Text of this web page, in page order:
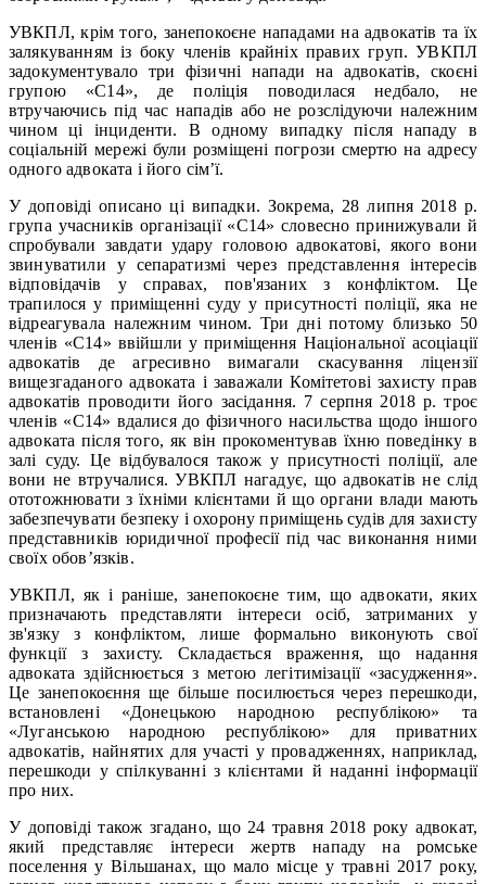
УВКПЛ, крім того, занепокоєне нападами на адвокатів та їх
залякуванням із боку членів крайніх правих груп. УВКПЛ
задокументувало три фізичні напади на адвокатів, скоєні
групою «С14», де поліція поводилася недбало, не
втручаючись під час нападів або не розслідуючи належним
чином ці інциденти. В одному випадку після нападу в
соціальній мережі були розміщені погрози смертю на адресу
одного адвоката і його сім’ї.
У доповіді описано ці випадки. Зокрема, 28 липня 2018 р.
група учасників організації «С14» словесно принижували й
спробували завдати удару головою адвокатові, якого вони
звинуватили у сепаратизмі через представлення інтересів
відповідачів у справах, пов'язаних з конфліктом. Це
трапилося у приміщенні суду у присутності поліції, яка не
відреагувала належним чином. Три дні потому близько 50
членів «С14» ввійшли у приміщення Національної асоціації
адвокатів де агресивно вимагали скасування ліцензії
вищезгаданого адвоката і заважали Комітетові захисту прав
адвокатів проводити його засідання. 7 серпня 2018 р. троє
членів «С14» вдалися до фізичного насильства щодо іншого
адвоката після того, як він прокоментував їхню поведінку в
залі суду. Це відбувалося також у присутності поліції, але
вони не втручалися. УВКПЛ нагадує, що адвокатів не слід
ототожнювати з їхніми клієнтами й що органи влади мають
забезпечувати безпеку і охорону приміщень судів для захисту
представників юридичної професії під час виконання ними
своїх обов’язків.
УВКПЛ, як і раніше, занепокоєне тим, що адвокати, яких
призначають представляти інтереси осіб, затриманих у
зв'язку з конфліктом, лише формально виконують свої
функції з захисту. Складається враження, що надання
адвоката здійснюється з метою легітимізації «засудження».
Це занепокоєння ще більше посилюється через перешкоди,
встановлені «Донецькою народною республікою» та
«Луганською народною республікою» для приватних
адвокатів, найнятих для участі у провадженнях, наприклад,
перешкоди у спілкуванні з клієнтами й наданні інформації
про них.
У доповіді також згадано, що 24 травня 2018 року адвокат,
який представляє інтереси жертв нападу на ромське
поселення у Вільшанах, що мало місце у травні 2017 року,